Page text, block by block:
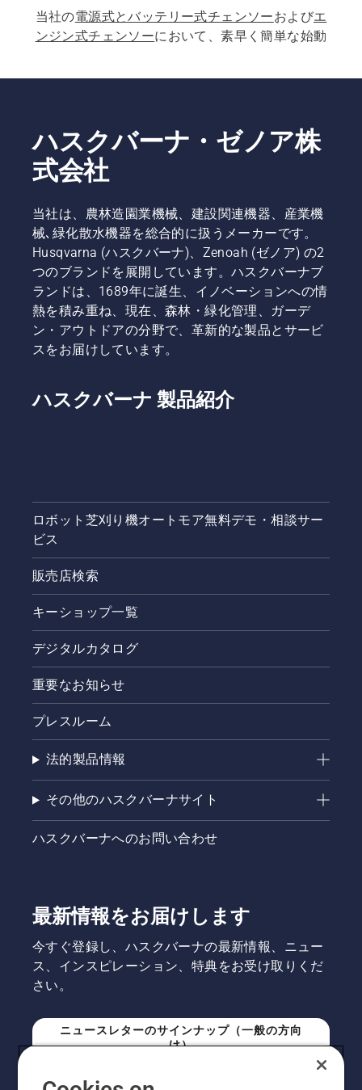
当社の電源式とバッテリー式チェンソーおよびエ
ンジン式チェンソーにおいて、素早く簡単な始動
ズに合わせて、ボタンを押すかコードを軽く引く
含まれています。
ハスクバーナ・ゼノア株
式会社
当社は、農林造園業機械、建設関連機器、産業機
械､緑化散水機器を総合的に扱うメーカーです。
Husqvarna (ハスクバーナ)、Zenoah (ゼノア) の2
つのブランドを展開しています。ハスクバーナブ
ランドは、1689年に誕生、イノベーションへの情
熱を積み重ね、現在、森林・緑化管理、ガーデ
ン・アウトドアの分野で、革新的な製品とサービ
スをお届けしています。
ハスクバーナ 製品紹介
ロボット芝刈り機オートモア無料デモ・相談サー
ビス
販売店検索
キーショップ一覧
デジタルカタログ
重要なお知らせ
プレスルーム
法的製品情報
その他のハスクバーナサイト
ハスクバーナへのお問い合わせ
最新情報をお届けします
今すぐ登録し、ハスクバーナの最新情報、ニュー
ス、インスピレーション、特典をお受け取りくだ
さい。
ニュースレターのサインナップ（一般の方向
け）